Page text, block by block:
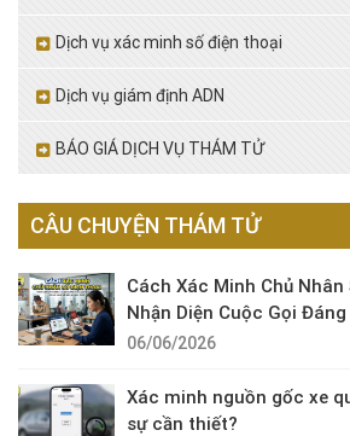
Dịch vụ xác minh số điện thoại
Dịch vụ giám định ADN
BÁO GIÁ DỊCH VỤ THÁM TỬ
CÂU CHUYỆN THÁM TỬ
Cách Xác Minh Chủ
Nhận Diện Cuộc Gọi
06/06/2026
Xác minh nguồn gốc xe
sự cần thiết?